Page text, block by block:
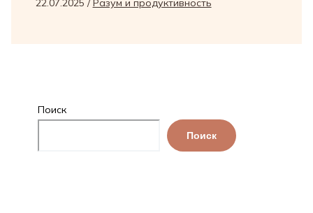
22.07.2025 /Разум и продуктивность
Поиск
Поиск